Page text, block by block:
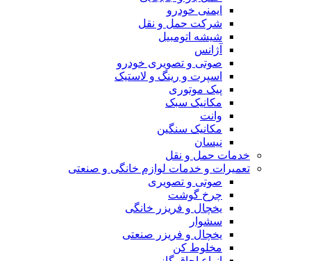
ایمنی خودرو
شرکت حمل و نقل
شیشه اتومبیل
آژانس
صوتی و تصویری خودرو
اسپرت و رینگ و لاستیک
پیک موتوری
مکانیک سبک
وانت
مکانیک سنگین
نیسان
خدمات حمل و نقل
تعمیرات و خدمات لوازم خانگی و صنعتی
صوتی و تصویری
چرخ گوشت
یخچال و فریزر خانگی
سشوار
یخچال و فریزر صنعتی
مخلوط کن